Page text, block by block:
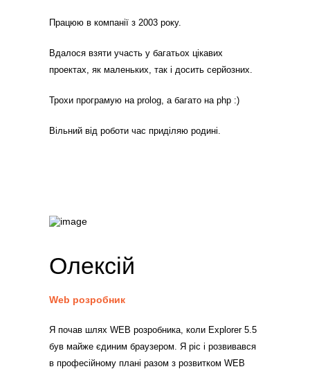
Працюю в компанії з 2003 року.
Вдалося взяти участь у багатьох цікавих
проектах, як маленьких, так і досить серйозних.
Трохи програмую на prolog, а багато на php :)
Вільний від роботи час приділяю родині.
Олексій
Web розробник
Я почав шлях WEB розробника, коли Explorer 5.5
був майже єдиним браузером. Я ріс і розвивався
в професійному плані разом з розвитком WEB